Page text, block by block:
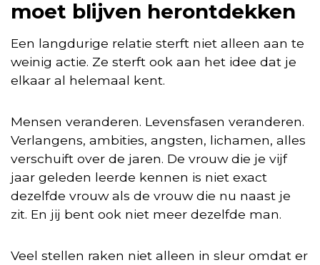
moet blijven herontdekken
Een langdurige relatie sterft niet alleen aan te
weinig actie. Ze sterft ook aan het idee dat je
elkaar al helemaal kent.
Mensen veranderen. Levensfasen veranderen.
Verlangens, ambities, angsten, lichamen, alles
verschuift over de jaren. De vrouw die je vijf
jaar geleden leerde kennen is niet exact
dezelfde vrouw als de vrouw die nu naast je
zit. En jij bent ook niet meer dezelfde man.
Veel stellen raken niet alleen in sleur omdat er